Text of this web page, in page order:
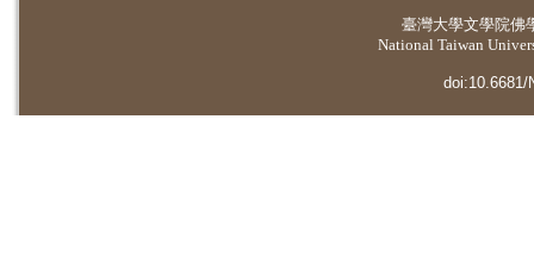
臺灣大學文學院佛
National Taiwan
doi:10.6681/